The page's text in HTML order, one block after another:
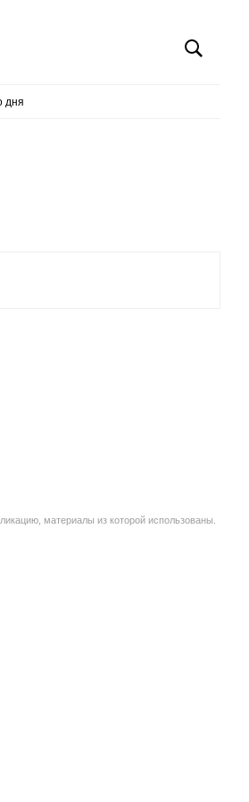
дня
материалы из которой использованы.